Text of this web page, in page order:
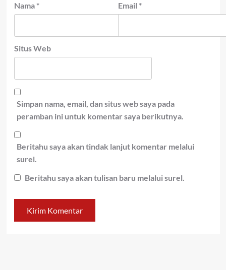
Nama * Email *
Situs Web
Simpan nama, email, dan situs web saya pada
peramban ini untuk komentar saya berikutnya.
Beritahu saya akan tindak lanjut komentar melalui
surel.
Beritahu saya akan tulisan baru melalui surel.